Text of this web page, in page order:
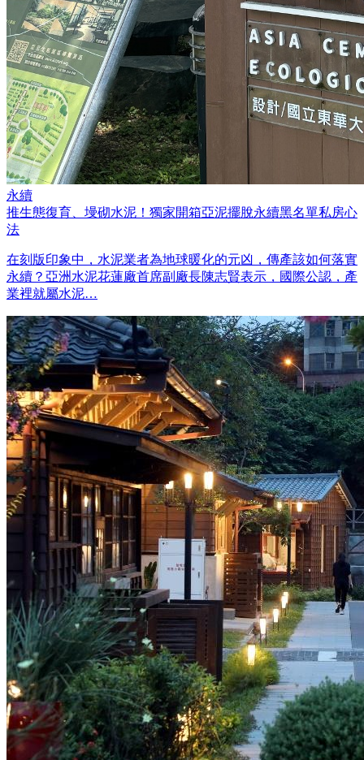
永續
推生態復育、墁砌水泥！獨家開箱亞泥擺脫永續黑名單私房心
法
在刻版印象中，水泥業者為地球暖化的元凶，傳產該如何落實
永續？亞洲水泥花蓮廠首席副廠長陳志賢表示，國際公認，產
業裡就屬水泥…